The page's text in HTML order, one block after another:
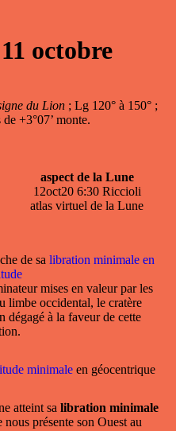
octobre
du Lion ; Lg 120° à 150° ;
+3°07’ monte.
aspect de la Lune
12oct20 6:30 Riccioli
atlas virtuel de la Lune
de sa libration minimale en
mises en valeur par les
limbe occidental, le cratère
à la faveur de cette
minimaleen géocentrique
atteint sa libration minimale
présente son Ouest au